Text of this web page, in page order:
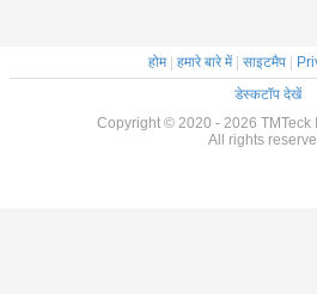
होम| हमारे बारे में| साइटमैप
डेस्कटॉप देखें
Copyright © 2020 - 2026 TMTeck
All rights